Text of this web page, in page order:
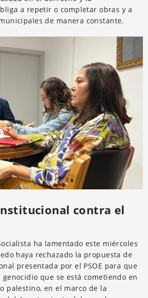
a repetir o completar obras y a
de manera constante.
contra el
ha lamentado este miércoles
haya rechazado la propuesta de
presentada por el PSOE para que
que se está cometiendo en
palestino, en el marco de la